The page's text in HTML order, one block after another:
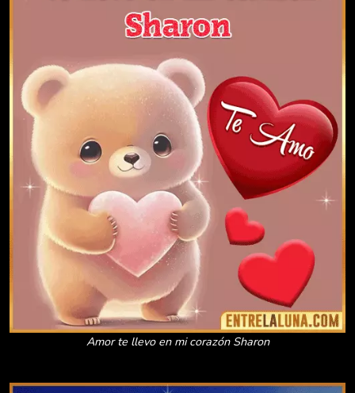
Amor te llevo en mi corazón Sharon